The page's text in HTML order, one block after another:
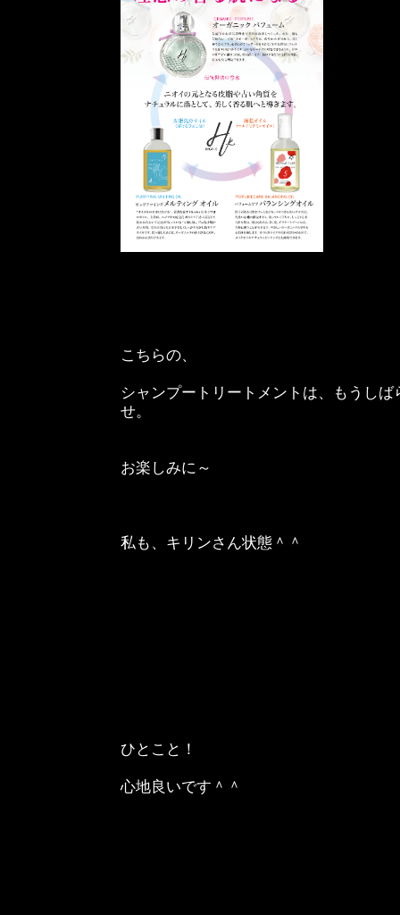
こちらの、
シャンプートリートメントは、もうし
せ。
お楽しみに～
私も、キリンさん状態＾＾
ひとこと！
心地良いです＾＾